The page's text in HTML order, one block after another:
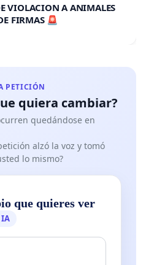
VIOLACION A ANIMALES
FIRMAS 🚨
PETICIÓN
quiera cambiar?
quedándose en
alzó la voz y tomó
lo mismo?
que quieres ver